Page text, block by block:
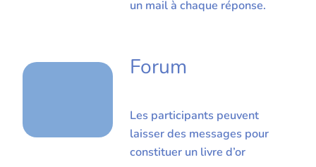
un mail à chaque réponse.
Forum
Les participants peuvent
laisser des messages pour
constituer un livre d’or